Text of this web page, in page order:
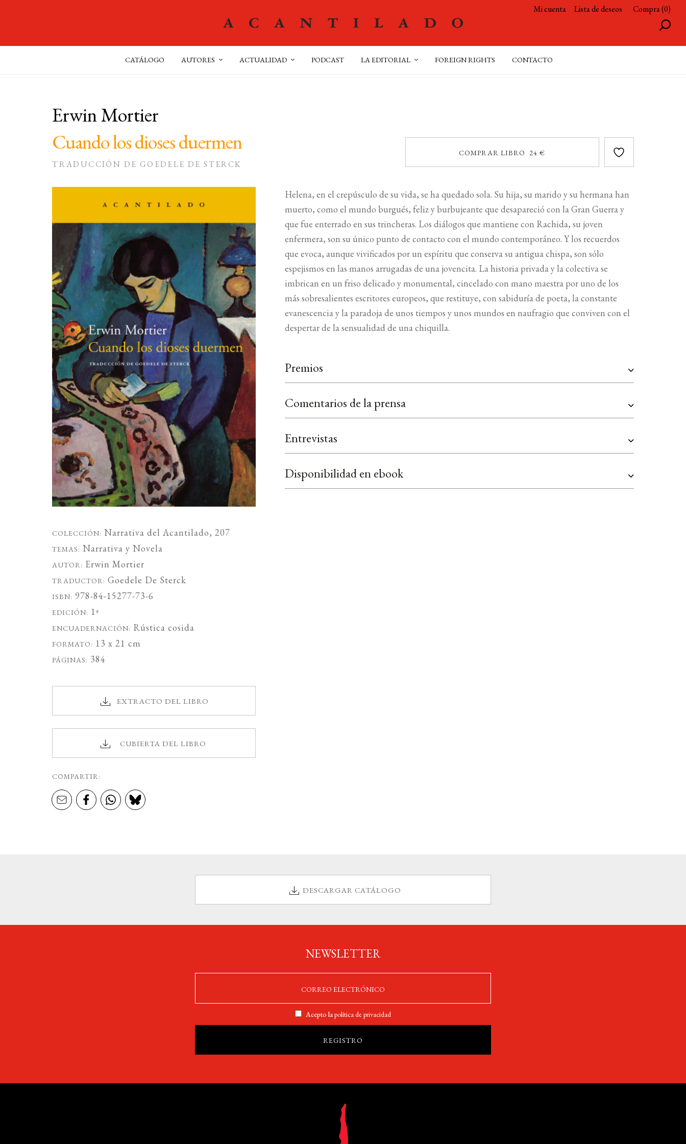
Mi cuenta Lista de deseos Compra (0)
CATÁLOGO AUTORES ACTUALIDAD PODCAST LA EDITORIAL FOREIGN RIGHTS CONTACTO
Erwin Mortier
Cuando los dioses duermen
TRADUCCIÓN DE GOEDELE DE STERCK
COMPRAR LIBRO 24 €
COLECCIÓN: Narrativa del Acantilado, 207
TEMAS: Narrativa yNovela
AUTOR: Erwin Mortier
TRADUCTOR: Goedele De Sterck
ISBN: 978-84-15277-73-6
EDICIÓN: 1ª
ENCUADERNACIÓN: Rústica cosida
FORMATO: 13 x 21 cm
PÁGINAS: 384
EXTRACTO DEL LIBRO
CUBIERTA DEL LIBRO
COMPARTIR:
Helena, en el crepúsculo de su vida, se ha quedado sola. Su hija, su marido y su hermana han
muerto, como el mundo burgués, feliz y burbujeante que desapareció con la Gran Guerra y
que fue enterrado en sus trincheras. Los diálogos que mantiene con Rachida, su joven
enfermera, son su único punto de contacto con el mundo contemporáneo. Y los recuerdos
que evoca, aunque vivificados por un espíritu que conserva su antigua chispa, son sólo
espejismos en las manos arrugadas de una jovencita. La historia privada y la colectiva se
imbrican en un friso delicado y monumental, cincelado con mano maestra por uno de los
más sobresalientes escritores europeos, que restituye, con sabiduría de poeta, la constante
evanescencia y la paradoja de unos tiempos y unos mundos en naufragio que conviven con el
despertar de la sensualidad de una chiquilla.
Premios
Comentarios de la prensa
Entrevistas
Disponibilidad en ebook
DESCARGAR CATÁLOGO
NEWSLETTER
Acepto lapolítica de privacidad